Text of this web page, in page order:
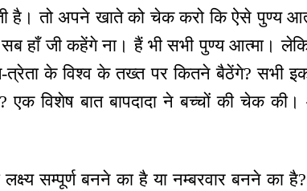
है। तो अपने खाते को चेक करो कि ऐसे पुण्य
सब हाँ जी कहेंगे ना। हैं भी सभी पुण्य आत्मा।
त्रेता के विश्व के तख्त पर कितने बैठेंगे? सभी
एक विशेष बात बापदादा ने बच्चों की चेक
सम्पूर्ण बनने का है या नम्बरवार बनने का